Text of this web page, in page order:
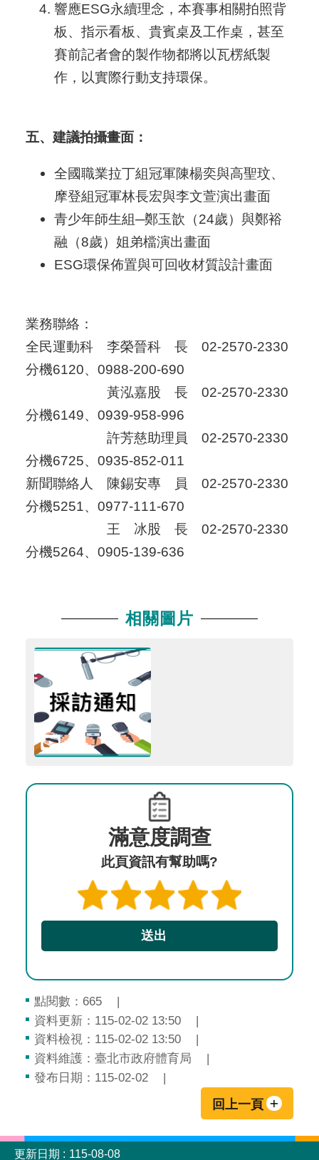
響應ESG永續理念，本賽事相關拍照背
板、指示看板、貴賓桌及工作桌，甚至
賽前記者會的製作物都將以瓦楞紙製
作，以實際行動支持環保。
五、建議拍攝畫面：
全國職業拉丁組冠軍陳楊奕與高聖玟、
摩登組冠軍林長宏與李文萱演出畫面
青少年師生組─鄭玉歆（24歲）與鄭裕
融（8歲）姐弟檔演出畫面
ESG環保佈置與可回收材質設計畫面
業務聯絡：
全民運動科 李榮晉科 長 02-2570-2330
分機6120、0988-200-690
黃泓嘉股 長 02-2570-2330
分機6149、0939-958-996
許芳慈助理員 02-2570-2330
分機6725、0935-852-011
新聞聯絡人 陳錫安專 員 02-2570-2330
分機5251、0977-111-670
王 冰股 長 02-2570-2330
分機5264、0905-139-636
相關圖片
滿意度調查
此頁資訊有幫助嗎?
點閱數： 665
資料更新：115-02-02 13:50
資料檢視：115-02-02 13:50
資料維護：臺北市政府體育局
發布日期：115-02-02
回上一頁
:::
更新日期
115-08-08